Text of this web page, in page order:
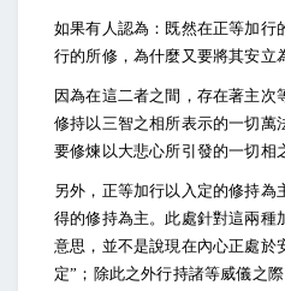
如果有人認為：既然在正等加行
行的所修，為什麼又要將其安立
因為在這二者之間，存在著主
修持以三智之相所表示的一切萬
要修煉以大悲心所引發的一切相
另外，正等加行以入定的修持為
得的修持為主。此處針對這兩種
意思，並不是說現在內心正處於
定”；除此之外行持諸等威儀之